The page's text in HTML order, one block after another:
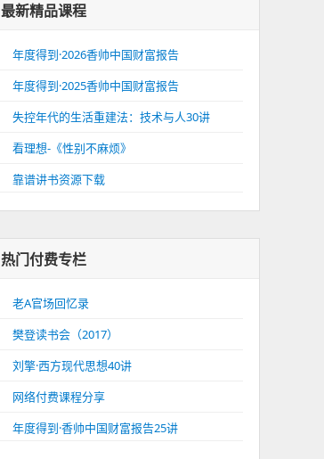
最新精品课程
年度得到·2026香帅中国财富报告
年度得到·2025香帅中国财富报告
失控年代的生活重建法：技术与人30讲
看理想-《性别不麻烦》
靠谱讲书资源下载
热门付费专栏
老A官场回忆录
樊登读书会（2017）
刘擎·西方现代思想40讲
网络付费课程分享
年度得到·香帅中国财富报告25讲